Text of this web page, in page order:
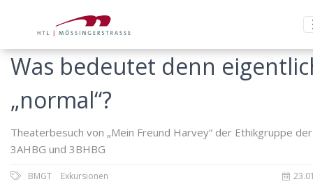
Was bedeutet denn
„normal“?
Theaterbesuch von „Mein Freund Harvey“ der Ethikgruppe der
3AHBG und 3BHBG
BMGT Exkursionen